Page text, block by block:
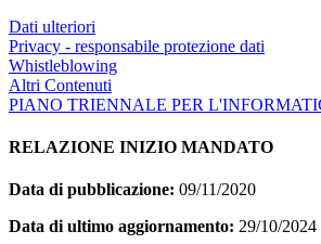
Dati ulteriori
Privacy - responsabile protezione dati
Whistleblowing
Altri Contenuti
PIANO TRIENNALE PER
RELAZIONE INIZIO MANDATO
Data di pubblicazione: 09/11/2020
Data di ultimo aggiornamento: 29/10/2024